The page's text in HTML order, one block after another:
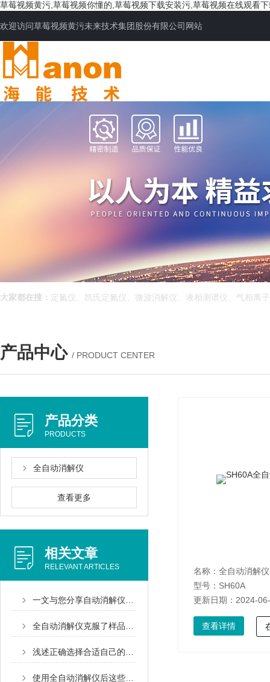
草莓视频黄污,草莓视频你懂的,草莓视频下载安装污,草莓视频在线观看
欢迎访问草莓视频黄污未来技术集团股份有限公司网站
大家都在搜： 定氮仪、凯氏定氮仪、微波消解仪、液相测谱仪、气相离
产品中心 / PRODUCT CENTER
产品分类
PRODUCTS
全自动消解仪
查看更多
相关文章
RELEVANT ARTICLES 名称： 全自动消解仪
型号：SH60A
更新日期：2024-
查看详情